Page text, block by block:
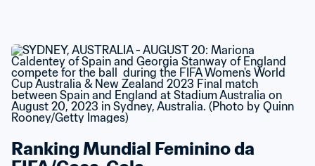
Ranking Mundial Feminino da